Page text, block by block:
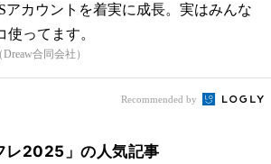
アカウントを着実に成長。実はみんな
使ってます。
Dreaw合同会社）
Recommended by
レ2025」の人気記事